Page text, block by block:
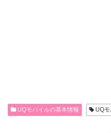
UQモバイルの基本情報 UQ